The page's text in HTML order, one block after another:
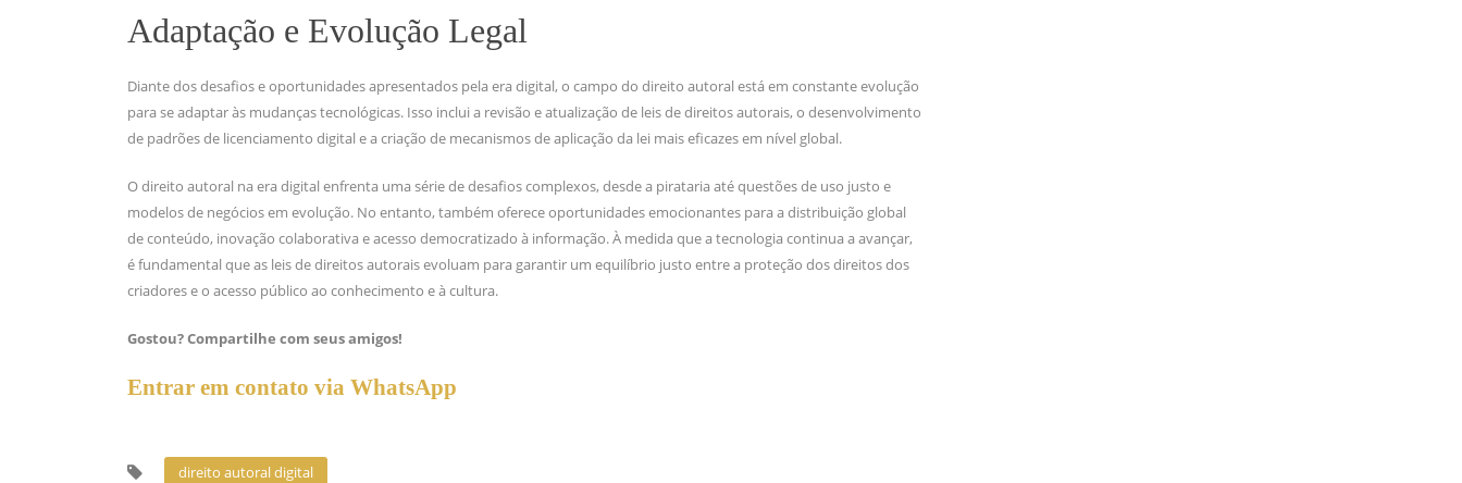
Adaptação e Evolução Legal
Diante dos desafios e oportunidades apresentados pela era digital, o campo do direito autoral está em constante evolução
para se adaptar às mudanças tecnológicas. Isso inclui a revisão e atualização de leis de direitos autorais, o desenvolvimento
de padrões de licenciamento digital e a criação de mecanismos de aplicação da lei mais eficazes em nível global.
O direito autoral na era digital enfrenta uma série de desafios complexos, desde a pirataria até questões de uso justo e
modelos de negócios em evolução. No entanto, também oferece oportunidades emocionantes para a distribuição global
de conteúdo, inovação colaborativa e acesso democratizado à informação. À medida que a tecnologia continua a avançar,
é fundamental que as leis de direitos autorais evoluam para garantir um equilíbrio justo entre a proteção dos direitos dos
criadores e o acesso público ao conhecimento e à cultura.
Gostou? Compartilhe com seus amigos!
Entrar em contato via WhatsApp
direito autoral digital